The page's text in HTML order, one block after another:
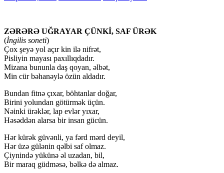
ZƏRƏRƏ UĞRAYAR ÇÜNKİ, SAF ÜRƏK
(İngilis soneti)
Çox şeyə yol açır kin ilə nifrət,
Pisliyin mayası paxıllıqdadır.
Mizana bununla daş qoyan, əlbət,
Min cür bəhanəylə özün aldadır.
Bundan fitnə çıxar, böhtanlar doğar,
Birini yolundan götürmək üçün.
Nəinki ürəklər, lap evlər yıxar,
Həsəddən alarsa bir insan gücün.
Hər kürək güvənli, ya fərd mərd deyil,
Hər üzə gülənin qəlbi saf olmaz.
Çiynində yükünə əl uzadan, bil,
Bir maraq güdməsə, bəlkə də almaz.